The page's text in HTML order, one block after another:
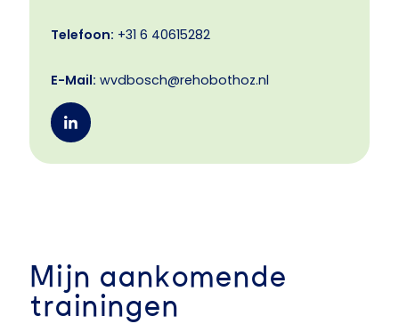
Telefoon: +31 6 40615282
E-Mail: wvdbosch@rehobothoz.nl
Mijn aankomende
trainingen